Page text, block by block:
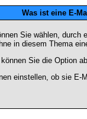
Was ist eine E-
Sie wählen,
in diesem Thema
Sie die Option
einstellen, ob sie